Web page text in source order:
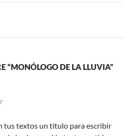
“MONÓLOGO DE LA LLUVIA”
tus textos un título para escribir